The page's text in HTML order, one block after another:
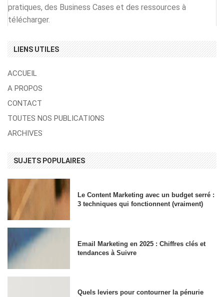
pratiques, des Business Cases et des ressources à
télécharger.
LIENS UTILES
ACCUEIL
A PROPOS
CONTACT
TOUTES NOS PUBLICATIONS
ARCHIVES
SUJETS POPULAIRES
Le Content Marketing avec un budget serré :
3 techniques qui fonctionnent (vraiment)
Email Marketing en 2025 : Chiffres clés et
tendances à Suivre
Quels leviers pour contourner la pénurie